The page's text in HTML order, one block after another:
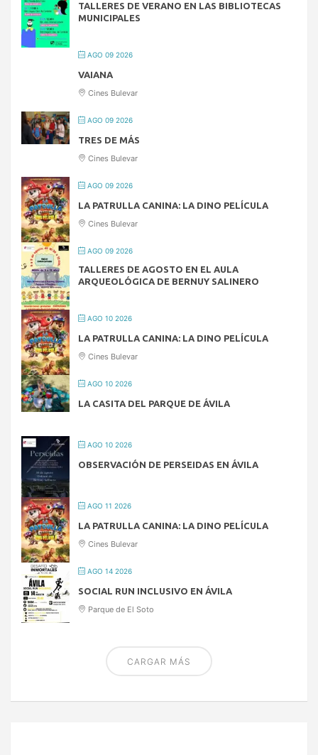
TALLERES DE VERANO EN LAS BIBLIOTECAS
MUNICIPALES
AGO 09 2026
VAIANA
Cines Bulevar
AGO 09 2026
TRES DE MÁS
Cines Bulevar
AGO 09 2026
LA PATRULLA CANINA: LA DINO PELÍCULA
Cines Bulevar
AGO 09 2026
TALLERES DE AGOSTO EN EL AULA
ARQUEOLÓGICA DE BERNUY SALINERO
AGO 10 2026
LA PATRULLA CANINA: LA DINO PELÍCULA
Cines Bulevar
AGO 10 2026
LA CASITA DEL PARQUE DE ÁVILA
AGO 10 2026
OBSERVACIÓN DE PERSEIDAS EN ÁVILA
AGO 11 2026
LA PATRULLA CANINA: LA DINO PELÍCULA
Cines Bulevar
AGO 14 2026
SOCIAL RUN INCLUSIVO EN ÁVILA
Parque de El Soto
CARGAR MÁS